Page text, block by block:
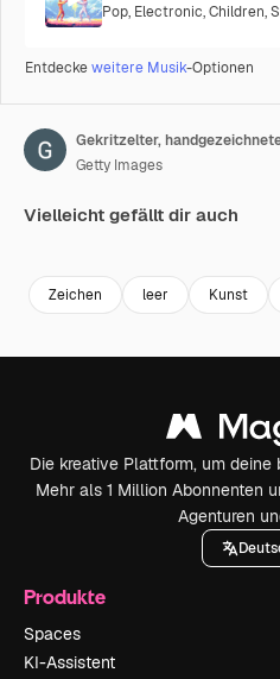
Pop, Electronic,Children,
Entdeckeweitere Musik-Optionen
Getty Images
Vielleicht gefällt dir auch
Zeichen leer Kunst
Die kreative Plattform, um
Mehr als 1 Million Abonnenten
Agenturen
Produkte
Spaces
KI-Assistent